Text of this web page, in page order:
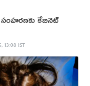
సంహ‌ర‌ణ‌కు కేబినెట్
13:08 IST